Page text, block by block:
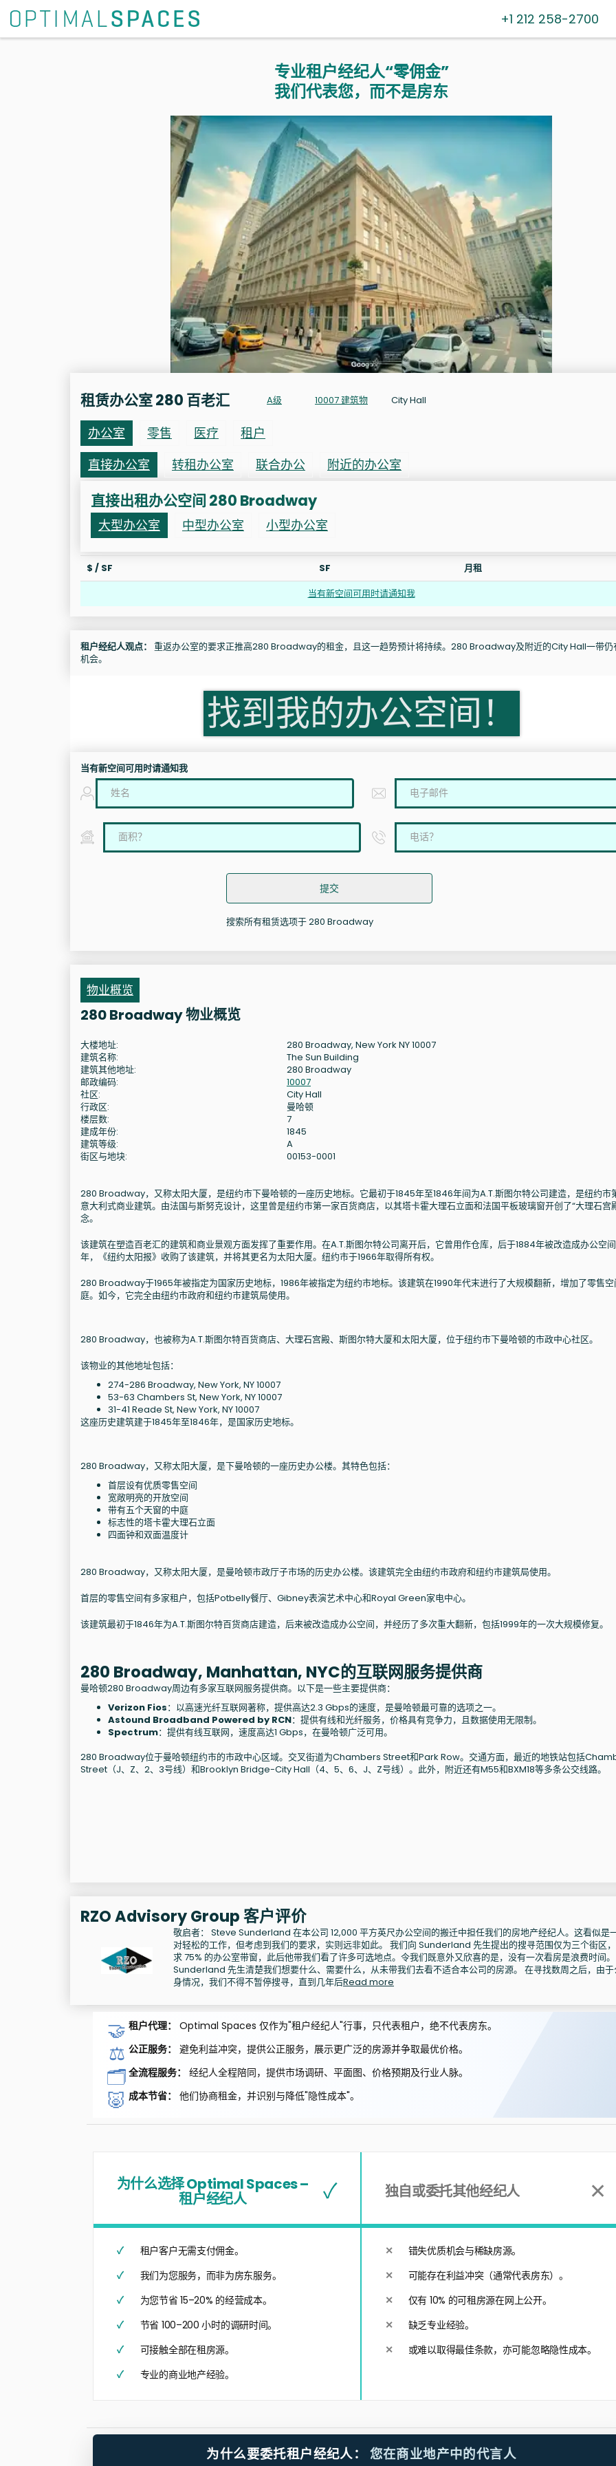
+1 212 258-2700
专业租户经纪人“零佣金”
我们代表您，而不是房东
租赁办公室 280 百老汇 A级 10007 建筑物 City Hall
办公室 零售 医疗
租户
直接办公室
转租办公室 联合办公 附近的办公室
直接出租办公空间 280 Broadway
大型办公室 中型办公室 小型办公室
$ / SF SF
月租
当有新空间可用时请通知我
租户经纪人观点： 重返办公室的要求正推高280 Broadway的租金，且这一趋势预计将持续。280 Broadway及附近的City Hall一带仍
机会。
找到我的办公空间！
当有新空间可用时请通知我
提交
搜索所有租赁选项于 280 Broadway
物业概览
280 Broadway 物业概览
大楼地址:
280 Broadway, New York NY 10007
建筑名称:
The Sun Building
建筑其他地址:
280 Broadway
邮政编码:
10007
社区:
City Hall
行政区:
曼哈顿
楼层数:
7
建成年份:
1845
建筑等级:
A
街区与地块:
00153-0001
280 Broadway，又称太阳大厦，是纽约市下曼哈顿的一座历史地标。它最初于1845年至1846年间为A.T.斯图尔特公司建造，是纽约市
意大利式商业建筑。由法国与斯努克设计，这里曾是纽约市第一家百货商店，以其塔卡霍大理石立面和法国平板玻璃窗开创了“大理石宫
念。
该建筑在塑造百老汇的建筑和商业景观方面发挥了重要作用。在A.T.斯图尔特公司离开后，它曾用作仓库，后于1884年被改造成办公空间
年，《纽约太阳报》收购了该建筑，并将其更名为太阳大厦。纽约市于1966年取得所有权。
280 Broadway于1965年被指定为国家历史地标，1986年被指定为纽约市地标。该建筑在1990年代末进行了大规模翻新，增加了零售
庭。如今，它完全由纽约市政府和纽约市建筑局使用。
280 Broadway，也被称为A.T.斯图尔特百货商店、大理石宫殿、斯图尔特大厦和太阳大厦，位于纽约市下曼哈顿的市政中心社区。
该物业的其他地址包括：
274-286 Broadway, New York, NY 10007
53-63 Chambers St, New York, NY 10007
31-41 Reade St, New York, NY 10007
这座历史建筑建于1845年至1846年，是国家历史地标。
280 Broadway，又称太阳大厦，是下曼哈顿的一座历史办公楼。其特色包括：
首层设有优质零售空间
宽敞明亮的开放空间
带有五个天窗的中庭
标志性的塔卡霍大理石立面
四面钟和双面温度计
280 Broadway，又称太阳大厦，是曼哈顿市政厅子市场的历史办公楼。该建筑完全由纽约市政府和纽约市建筑局使用。
首层的零售空间有多家租户，包括Potbelly餐厅、Gibney表演艺术中心和Royal Green家电中心。
该建筑最初于1846年为A.T.斯图尔特百货商店建造，后来被改造成办公空间，并经历了多次重大翻新，包括1999年的一次大规模修复。
280 Broadway, Manhattan, NYC的互联网服务提供商
曼哈顿280 Broadway周边有多家互联网服务提供商。以下是一些主要提供商：
Verizon Fios：以高速光纤互联网著称，提供高达2.3 Gbps的速度，是曼哈顿最可靠的选项之一。
Astound Broadband Powered by RCN：提供有线和光纤服务，价格具有竞争力，且数据使用无限制。
Spectrum：提供有线互联网，速度高达1 Gbps，在曼哈顿广泛可用。
280 Broadway位于曼哈顿纽约市的市政中心区域。交叉街道为Chambers Street和Park Row。交通方面，最近的地铁站包括
Street（J、Z、2、3号线）和Brooklyn Bridge-City Hall（4、5、6、J、Z号线）。此外，附近还有M55和BXM18等多条公交线路。
RZO Advisory Group 客户评价
敬启者： Steve Sunderland 在本公司 12,000 平方英尺办公空间的搬迁中担任我们的房地产经纪人。这看似是
对轻松的工作，但考虑到我们的要求，实则远非如此。 我们向 Sunderland 先生提出的搜寻范围仅为三个街区
求 75% 的办公室带窗，此后他带我们看了许多可选地点。令我们既意外又欣喜的是，没有一次看房是浪费时间。
Sunderland 先生清楚我们想要什么、需要什么，从未带我们去看不适合本公司的房源。 在寻找数周之后，由
身情况，我们不得不暂停搜寻，直到几年后Read more
🤝 租户代理： Optimal Spaces 仅作为"租户经纪人"行事，只代表租户，绝不代表房东。
⚖️ 公正服务： 避免利益冲突，提供公正服务，展示更广泛的房源并争取最优价格。
🗂️ 全流程服务： 经纪人全程陪同，提供市场调研、平面图、价格预期及行业人脉。
🐷 成本节省： 他们协商租金，并识别与降低"隐性成本"。
为什么选择 Optimal Spaces –
租户经纪人 ✓
租户客户无需支付佣金。
我们为您服务，而非为房东服务。
为您节省 15–20% 的经营成本。
节省 100–200 小时的调研时间。
可接触全部在租房源。
专业的商业地产经验。
独自或委托其他经纪人 ✕
错失优质机会与稀缺房源。
可能存在利益冲突（通常代表房东）。
仅有 10% 的可租房源在网上公开。
缺乏专业经验。
或难以取得最佳条款，亦可能忽略隐性成本。
为什么要委托租户经纪人： 您在商业地产中的代言人